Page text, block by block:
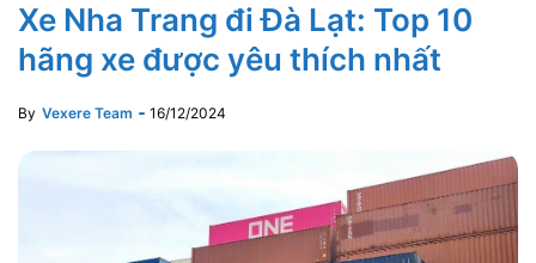
Xe Nha Trang đi Đà Lạt: Top 10
hãng xe được yêu thích nhất
By Vexere Team 16/12/2024